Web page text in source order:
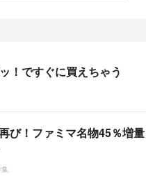
！ですぐに買えちゃう
び！ファミマ名物45％増量